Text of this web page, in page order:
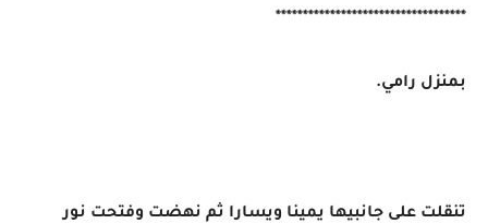
***********************************
بمنزل رامي.
تنقلت على جانبيها يمينا ويسارا ثم نهضت وفتحت نور